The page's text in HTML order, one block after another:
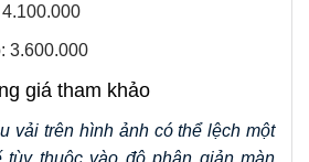
3.600.000
giá tham khảo
vải trên hình ảnh có thể lệch một
thuộc vào độ phân giản màn